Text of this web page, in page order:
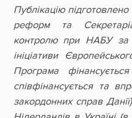
Публікацію
реформ та
контролю при НАБУ за
ініціативи
Програма
співфінансується та
закордонних справ